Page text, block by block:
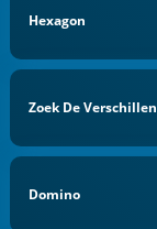
Hexagon
Zoek De Verschillen
Domino